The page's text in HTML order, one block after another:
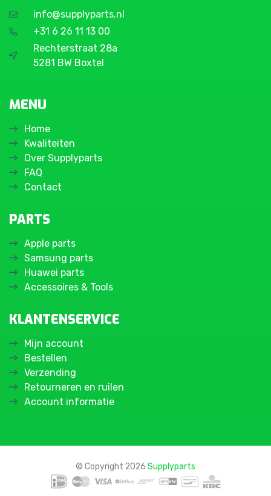
info@supplyparts.nl
+31 6 26 11 13 00
Rechterstraat 28a
5281 BW Boxtel
MENU
Home
Kwaliteiten
Over Supplyparts
FAQ
Contact
PARTS
Apple parts
Samsung parts
Huawei parts
Accessoires & Tools
KLANTENSERVICE
Mijn account
Bestellen
Verzending
Retourneren en ruilen
Account informatie
© Copyright 2026 Supplyparts